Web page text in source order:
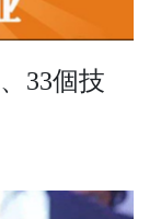
33個技